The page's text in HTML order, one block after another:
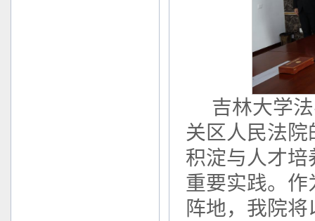
吉林大学
关区人民法
积淀与人才
重要实践。
阵地，我院